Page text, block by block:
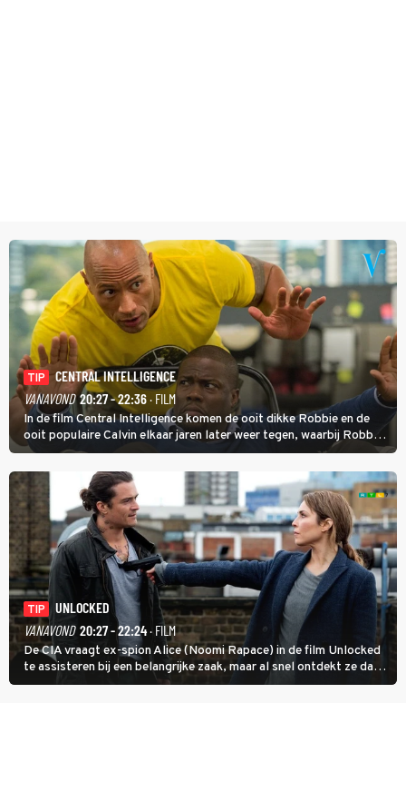
TIP
CENTRAL INTELLIGENCE
VANAVOND 20:27 - 22:36· FILM
In de film Central Intelligence komen de ooit dikke Robbie en de
ooit populaire Calvin elkaar jaren later weer tegen, waarbij Robbie,
inmiddels supergespierd en werkzaam voor de CIA, Calvins hulp
goed kan gebruiken.
TIP
UNLOCKED
VANAVOND 20:27 - 22:24· FILM
De CIA vraagt ex-spion Alice (Noomi Rapace) in de film Unlocked
te assisteren bij een belangrijke zaak, maar al snel ontdekt ze dat
degene die haar aanstelde kwade bedoelingen heeft.